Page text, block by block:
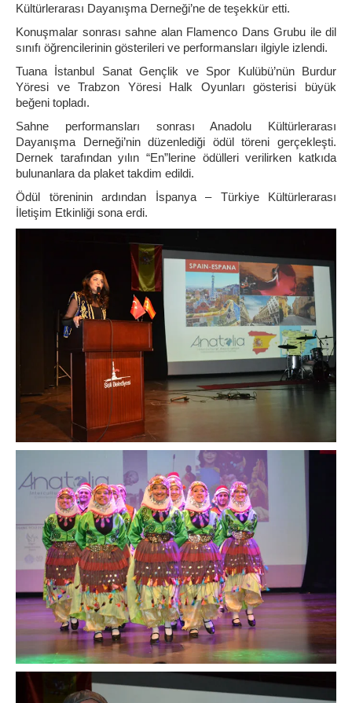
Kültürlerarası Dayanışma Derneği’ne de teşekkür etti.
Konuşmalar sonrası sahne alan Flamenco Dans Grubu ile dil
sınıfı öğrencilerinin gösterileri ve performansları ilgiyle izlendi.
Tuana İstanbul Sanat Gençlik ve Spor Kulübü’nün Burdur
Yöresi ve Trabzon Yöresi Halk Oyunları gösterisi büyük
beğeni topladı.
Sahne performansları sonrası Anadolu Kültürlerarası
Dayanışma Derneği’nin düzenlediği ödül töreni gerçekleşti.
Dernek tarafından yılın “En”lerine ödülleri verilirken katkıda
bulunanlara da plaket takdim edildi.
Ödül töreninin ardından İspanya – Türkiye Kültürlerarası
İletişim Etkinliği sona erdi.